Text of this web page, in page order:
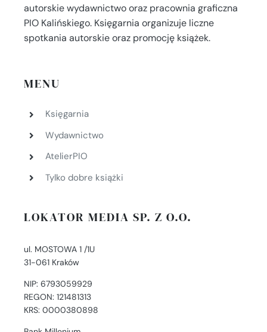
autorskie wydawnictwo oraz pracownia graficzna
PIO Kalińskiego. Księgarnia organizuje liczne
spotkania autorskie oraz promocję książek.
MENU
Księgarnia
Wydawnictwo
AtelierPIO
Tylko dobre książki
LOKATOR MEDIA SP. Z O.O.
ul. MOSTOWA 1 /1U
31-061 Kraków
NIP: 6793059929
REGON: 121481313
KRS: 0000380898